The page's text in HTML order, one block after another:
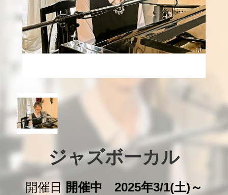
ジャズボーカル
開催日
開催中 2025年3/1(土)～